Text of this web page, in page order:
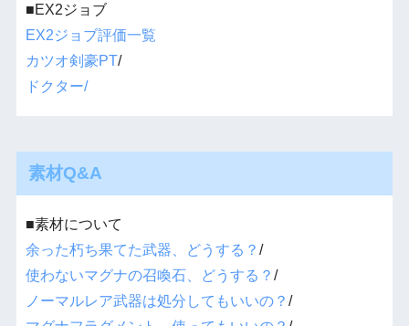
■EX2ジョブ
EX2ジョブ評価一覧
カツオ剣豪PT/
ドクター/
素材Q&A
■素材について
余った朽ち果てた武器、どうする？ /
使わないマグナの召喚石、どうする？ /
ノーマルレア武器は処分してもいいの？ /